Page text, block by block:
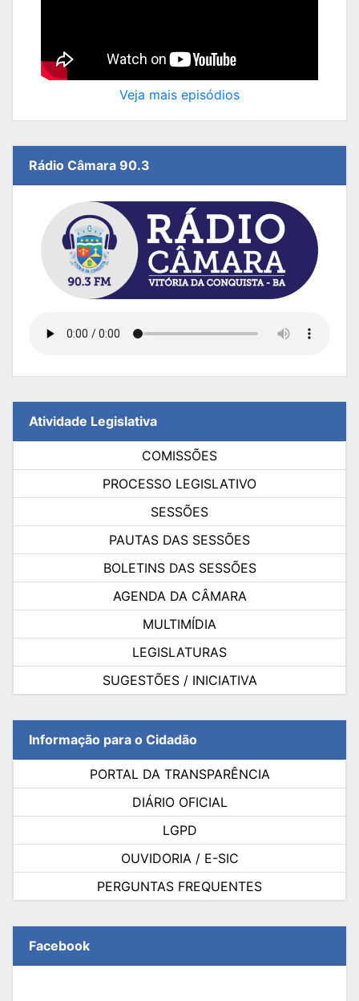
Veja mais episódios
Rádio Câmara 90.3
Atividade Legislativa
COMISSÕES
PROCESSO LEGISLATIVO
SESSÕES
PAUTAS DAS SESSÕES
BOLETINS DAS SESSÕES
AGENDA DA CÂMARA
MULTIMÍDIA
LEGISLATURAS
SUGESTÕES / INICIATIVA
Informação para o Cidadão
PORTAL DA TRANSPARÊNCIA
DIÁRIO OFICIAL
LGPD
OUVIDORIA / E-SIC
PERGUNTAS FREQUENTES
Facebook